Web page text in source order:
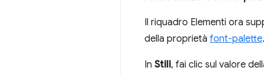
Il riquadro Elementi ora
della proprietà font-palette.
In Stili, fai clic sul valore